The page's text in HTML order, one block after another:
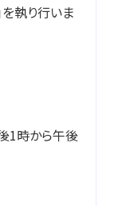
を執り行いま
1時から午後